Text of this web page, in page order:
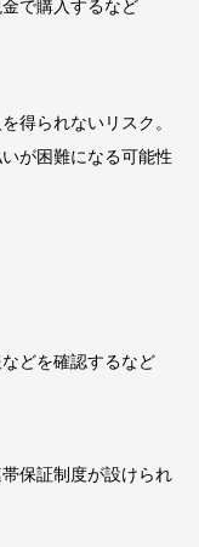
で購入するなど
得られないリスク。
が困難になる可能性
どを確認するなど
保証制度が設けられ